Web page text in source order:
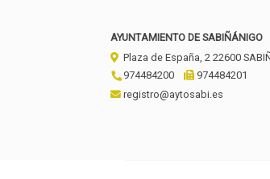
AYUNTAMIENTO DE SABIÑÁNIGO
Plaza de España, 2 22600
974484200
974484201
registro@aytosabi.es